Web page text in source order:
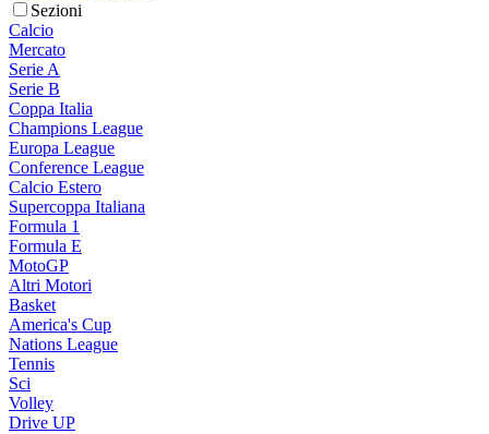
Sezioni
Calcio
Mercato
Serie A
Serie B
Coppa Italia
Champions League
Europa League
Conference League
Calcio Estero
Supercoppa Italiana
Formula 1
Formula E
MotoGP
Altri Motori
Basket
America's Cup
Nations League
Tennis
Sci
Volley
Drive UP